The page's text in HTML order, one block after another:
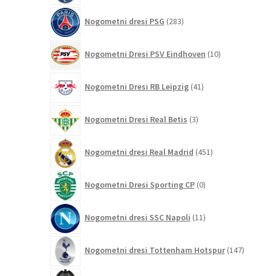
Nogometni dresi PSG 283izdelkov
Nogometni Dresi PSV Eindhoven 10izdelkov
Nogometni Dresi RB Leipzig 41izdelkov
Nogometni Dresi Real Betis 3izdelki
Nogometni dresi Real Madrid 451izdelkov
Nogometni Dresi Sporting CP 0izdelkov
Nogometni dresi SSC Napoli 11izdelkov
Nogometni dresi Tottenham Hotspur 147